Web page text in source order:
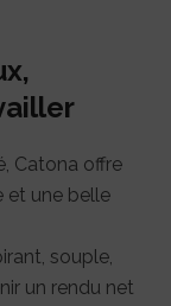
Catona offre
et une belle
souple,
un rendu net